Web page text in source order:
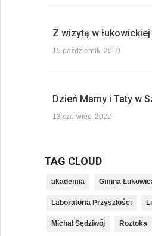
Z wizytą w
15 październik, 2019
Dzień Mamy i Taty w
13 czerwiec, 2022
TAG CLOUD
akademia Gmina
Laboratoria Przyszłości
Michał Sędziwój Roztoka